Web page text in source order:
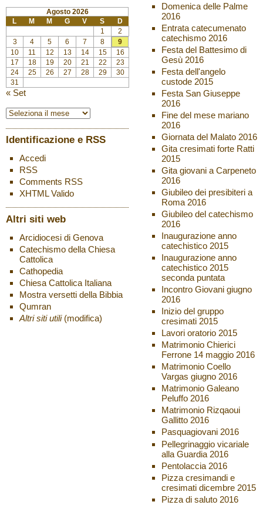
Agosto 2026
L
M M G V S
D
1
2
3
4 5 6 7 8
9
10
11 12 13 14 15
16
17
18 19 20 21 22
23
24
25 26 27 28 29
30
31
« Set
Identificazione e RSS
Accedi
RSS
Comments RSS
XHTMLValido
Altri siti web
Arcidiocesi di Genova
Catechismo della Chiesa
Cattolica
Cathopedia
Chiesa Cattolica Italiana
Mostra versetti della Bibbia
Qumran
Altri siti utili (modifica)
Domenica delle Palme
2016
Entrata catecumenato
catechismo 2016
Festa del Battesimo di
Gesù 2016
Festa dell'angelo
custode 2015
Festa San Giuseppe
2016
Fine del mese mariano
2016
Giornata del Malato 2016
Gita cresimati forte Ratti
2015
Gita giovani a Carpeneto
2016
Giubileo dei presibiteri a
Roma 2016
Giubileo del catechismo
2016
Inaugurazione anno
catechistico 2015
Inaugurazione anno
catechistico 2015
seconda puntata
Incontro Giovani giugno
2016
Inizio del gruppo
cresimati 2015
Lavori oratorio 2015
Matrimonio Chierici
Ferrone 14 maggio 2016
Matrimonio Coello
Vargas giugno 2016
Matrimonio Galeano
Peluffo 2016
Matrimonio Rizqaoui
Gallitto 2016
Pasquagiovani 2016
Pellegrinaggio vicariale
alla Guardia 2016
Pentolaccia 2016
Pizza cresimandi e
cresimati dicembre 2015
Pizza di saluto 2016